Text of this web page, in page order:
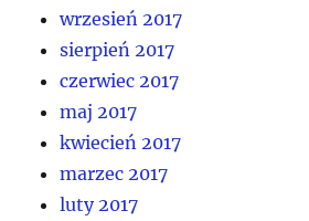
wrzesień 2017
sierpień 2017
czerwiec 2017
maj 2017
kwiecień 2017
marzec 2017
luty 2017